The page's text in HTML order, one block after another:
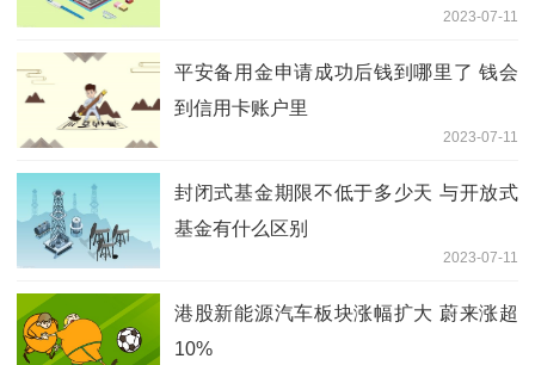
2023-07-11
平安备用金申请成功后钱到哪里了 钱会
到信用卡账户里
2023-07-11
封闭式基金期限不低于多少天 与开放式
基金有什么区别
2023-07-11
港股新能源汽车板块涨幅扩大 蔚来涨超
10%